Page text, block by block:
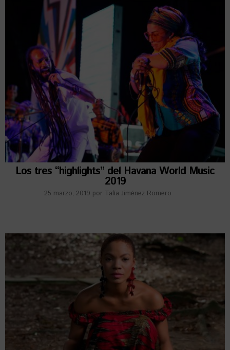
Los tres “highlights” del Havana World Music
2019
25 marzo, 2019 por Talía Jiménez Romero